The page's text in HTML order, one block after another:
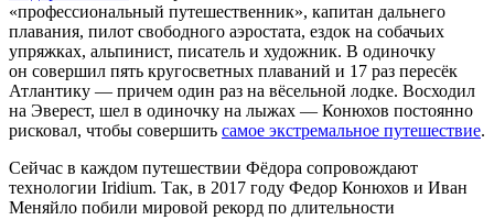
«профессиональный путешественник», капитан дальнего
плавания, пилот свободного аэростата, ездок на собачьих
упряжках, альпинист, писатель и художник. В одиночку
он совершил пять кругосветных плаваний и 17 раз пересёк
Атлантику — причем один раз на вёсельной лодке. Восходил
на Эверест, шел в одиночку на лыжах — Конюхов постоянно
рисковал, чтобы совершить самое экстремальное путешествие.
Сейчас в каждом путешествии Фёдора сопровождают
технологии Iridium. Так, в 2017 году Федор Конюхов и Иван
Меняйло побили мировой рекорд по длительности